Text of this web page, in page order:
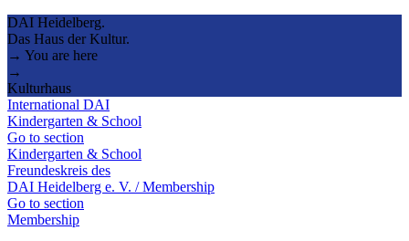
DAI Heidelberg.
Das Haus der Kultur.
→ You are here
→
Kulturhaus
International DAI
Kindergarten & School
Go to section
Kindergarten & School
Freundeskreis des
DAI Heidelberg e. V. / Membership
Go to section
Membership